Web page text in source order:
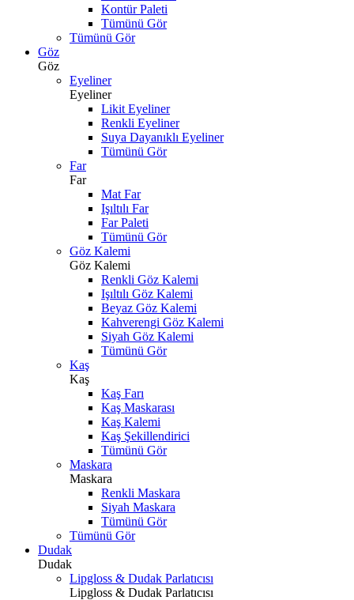
Kontür Paleti
Tümünü Gör
Tümünü Gör
Göz
Göz
Eyeliner
Eyeliner
Likit Eyeliner
Renkli Eyeliner
Suya Dayanıklı Eyeliner
Tümünü Gör
Far
Far
Mat Far
Işıltılı Far
Far Paleti
Tümünü Gör
Göz Kalemi
Göz Kalemi
Renkli Göz Kalemi
Işıltılı Göz Kalemi
Beyaz Göz Kalemi
Kahverengi Göz Kalemi
Siyah Göz Kalemi
Tümünü Gör
Kaş
Kaş
Kaş Farı
Kaş Maskarası
Kaş Kalemi
Kaş Şekillendirici
Tümünü Gör
Maskara
Maskara
Renkli Maskara
Siyah Maskara
Tümünü Gör
Tümünü Gör
Dudak
Dudak
Lipgloss & Dudak Parlatıcısı
Lipgloss & Dudak Parlatıcısı